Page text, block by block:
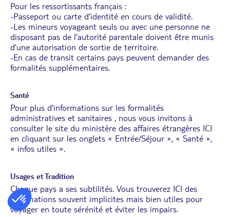
Pour les ressortissants français :
-Passeport ou carte d’identité en cours de validité.
-Les mineurs voyageant seuls ou avec une personne ne
disposant pas de l’autorité parentale doivent être munis
d’une autorisation de sortie de territoire.
-En cas de transit certains pays peuvent demander des
formalités supplémentaires.
Santé
Pour plus d’informations sur les formalités
administratives et sanitaires , nous vous invitons à
consulter le site du ministère des affaires étrangères ICI
en cliquant sur les onglets « Entrée/Séjour », « Santé »,
« infos utiles ».
Usages et Tradition
Chaque pays a ses subtilités. Vous trouverez ICI des
informations souvent implicites mais bien utiles pour
voyager en toute sérénité et éviter les impairs.